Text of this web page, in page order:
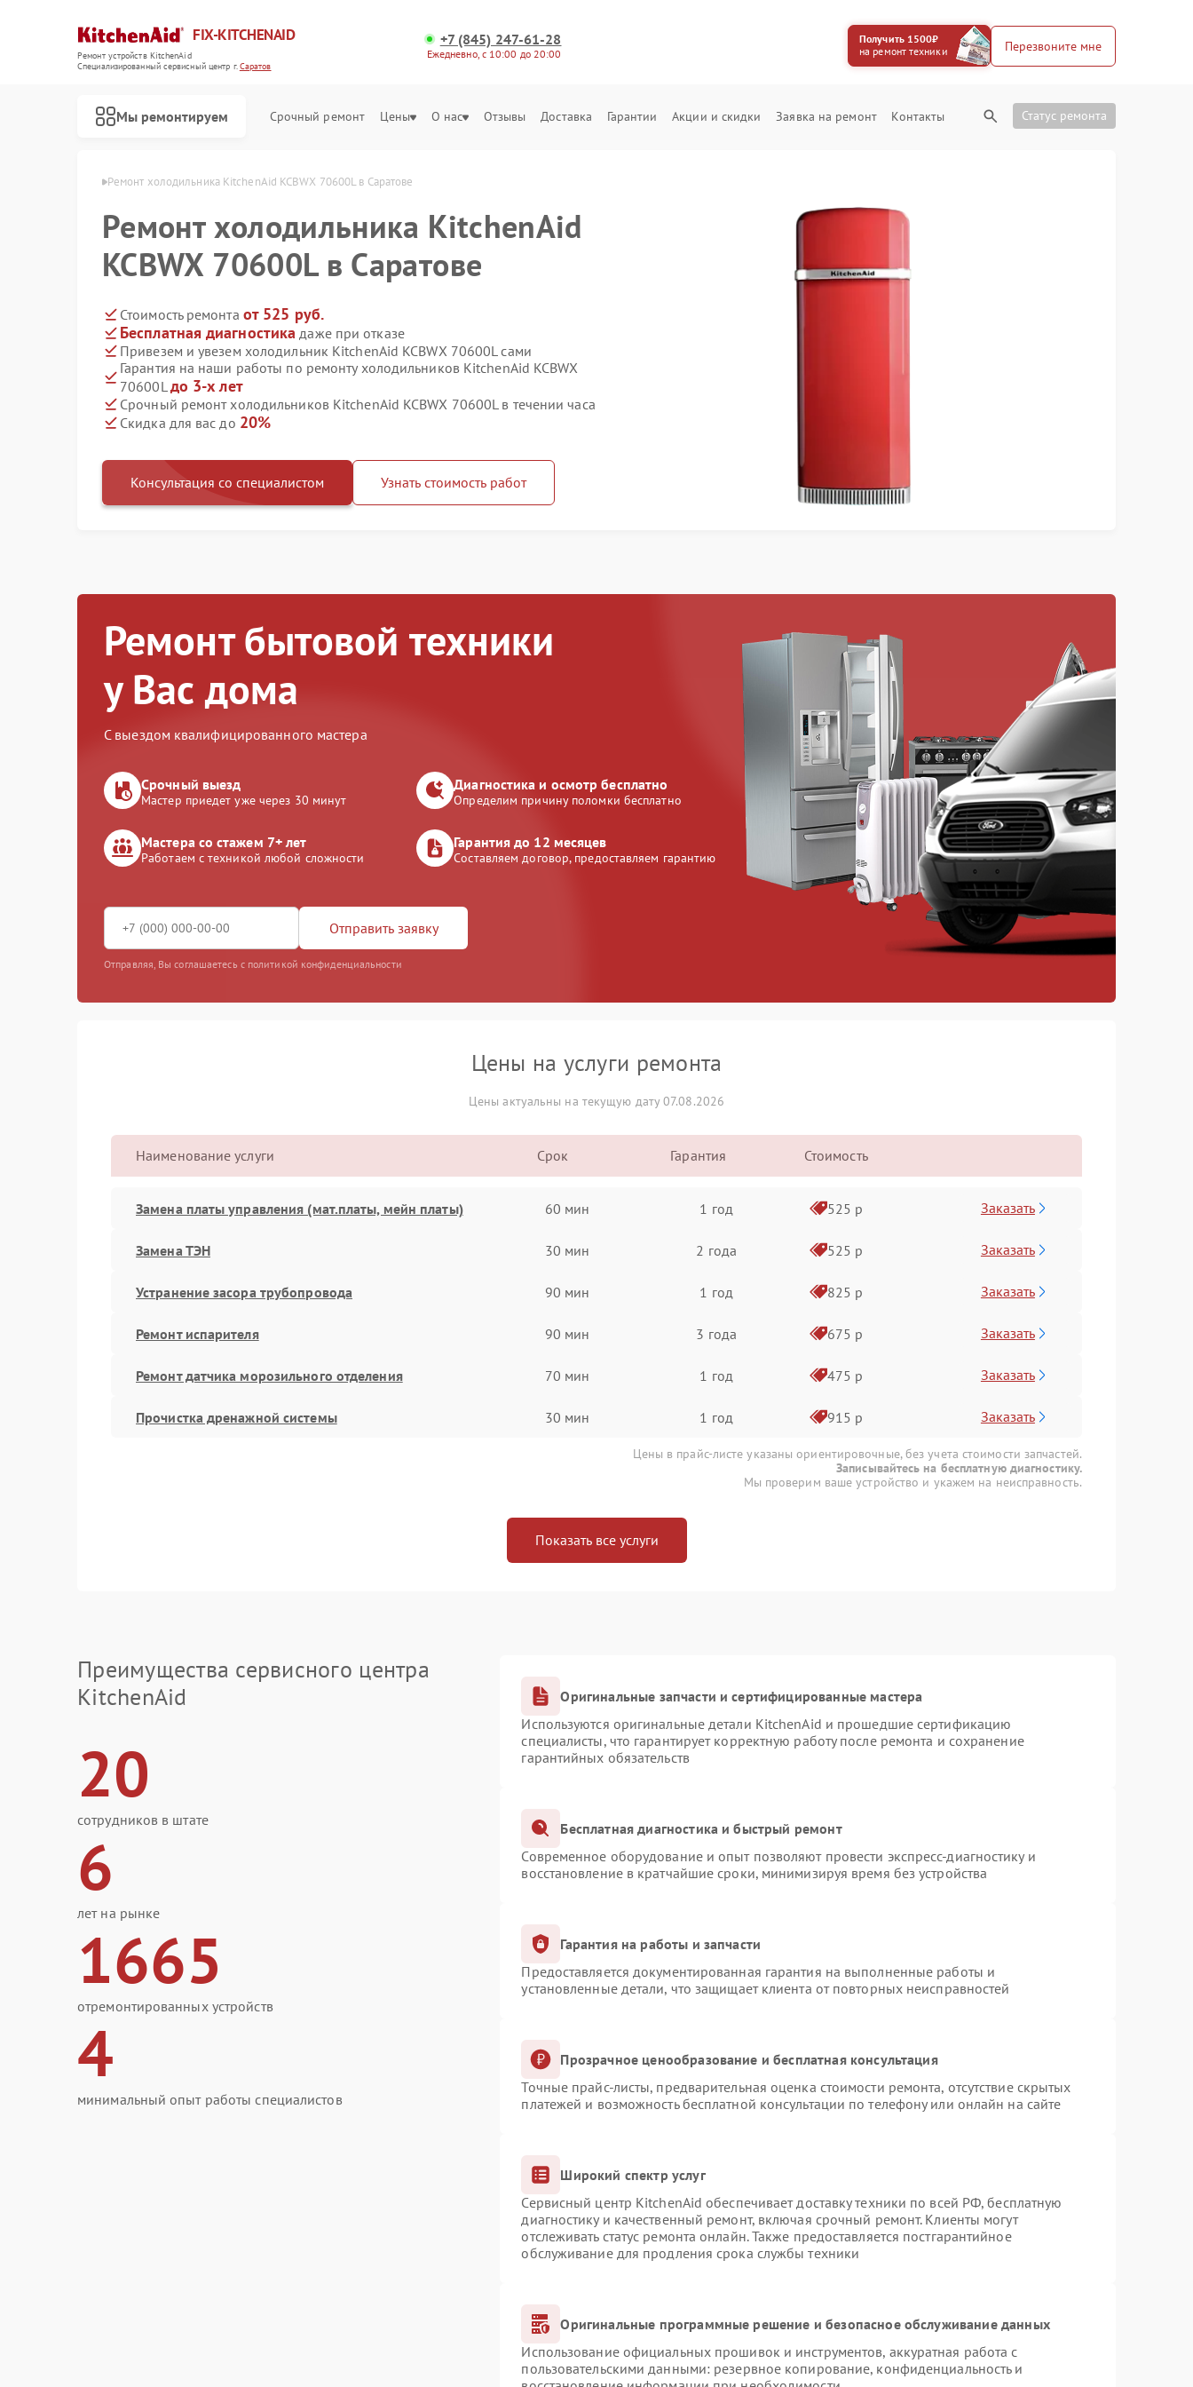
FIX-KITCHENAID
Ремонт устройств KitchenAid
Специализированный cервисный центр г.Саратов
+7 (845) 247-61-28
Ежедневно, с 10:00 до 20:00
Получить 1500₽
на ремонт техники
Перезвоните мне
Мы ремонтируем Срочный ремонт Цены О нас Отзывы Доставка Гарантии Акции и скидки Заявка на ремонт Контакты Статус ремонта
Ремонт холодильника KitchenAid KCBWX 70600L в Саратове
Ремонт холодильника KitchenAid
KCBWX 70600L в Саратове
Стоимость ремонта от 525 руб.
Бесплатная диагностика даже при отказе
Привезем и увезем холодильник KitchenAid KCBWX 70600L сами
Гарантия на наши работы по ремонту холодильников KitchenAid KCBWX
70600Lдо 3-х лет
Срочный ремонт холодильников KitchenAid KCBWX 70600L в течении часа
Скидка для вас до 20%
Консультация со специалистом Узнать стоимость работ
Ремонт бытовой техники
у Вас дома
С выездом квалифицированного мастера
Срочный выезд
Мастер приедет уже через 30 минут
Диагностика и осмотр бесплатно
Определим причину поломки бесплатно
Мастера со стажем 7+ лет
Работаем с техникой любой сложности
Гарантия до 12 месяцев
Составляем договор, предоставляем гарантию
Отправить заявку
Отправляя, Вы соглашаетесь с политикой конфиденциальности
Цены на услуги ремонта
Цены актуальны на текущую дату 07.08.2026
Наименование услуги Срок Гарантия Стоимость
Замена платы управления (мат.платы, мейн платы) 60 мин 1 год 525 р Заказать
Замена ТЭН 30 мин 2 года 525 р Заказать
Устранение засора трубопровода 90 мин 1 год 825 р Заказать
Ремонт испарителя 90 мин 3 года 675 р Заказать
Ремонт датчика морозильного отделения 70 мин 1 год 475 р Заказать
Прочистка дренажной системы 30 мин 1 год 915 р Заказать
Цены в прайс-листе указаны ориентировочные, без учета стоимости запчастей.
Записывайтесь на бесплатную диагностику.
Мы проверим ваше устройство и укажем на неисправность.
Показать все услуги
Преимущества сервисного центра
KitchenAid
20
сотрудников в штате
6
лет на рынке
1665
отремонтированных устройств
4
минимальный опыт работы специалистов
Оригинальные запчасти и сертифицированные мастера
Используются оригинальные детали KitchenAid и прошедшие сертификацию
специалисты, что гарантирует корректную работу после ремонта и сохранение
гарантийных обязательств
Бесплатная диагностика и быстрый ремонт
Современное оборудование и опыт позволяют провести экспресс-диагностику и
восстановление в кратчайшие сроки, минимизируя время без устройства
Гарантия на работы и запчасти
Предоставляется документированная гарантия на выполненные работы и
установленные детали, что защищает клиента от повторных неисправностей
Прозрачное ценообразование и бесплатная консультация
Точные прайс-листы, предварительная оценка стоимости ремонта, отсутствие скрытых
платежей и возможность бесплатной консультации по телефону или онлайн на сайте
Широкий спектр услуг
Сервисный центр KitchenAid обеспечивает доставку техники по всей РФ, бесплатную
диагностику и качественный ремонт, включая срочный ремонт. Клиенты могут
отслеживать статус ремонта онлайн. Также предоставляется постгарантийное
обслуживание для продления срока службы техники
Оригинальные программные решение и безопасное обслуживание данных
Использование официальных прошивок и инструментов, аккуратная работа с
пользовательскими данными: резервное копирование, конфиденциальность и